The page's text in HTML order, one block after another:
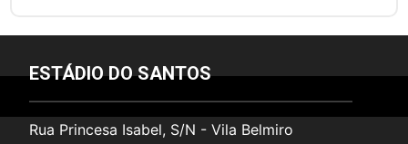
ESTÁDIO DO SANTOS
Rua Princesa Isabel, S/N - Vila Belmiro